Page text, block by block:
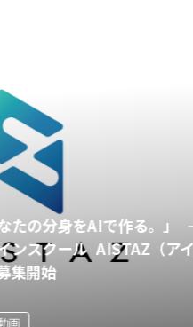
お知らせ
【テレビ出